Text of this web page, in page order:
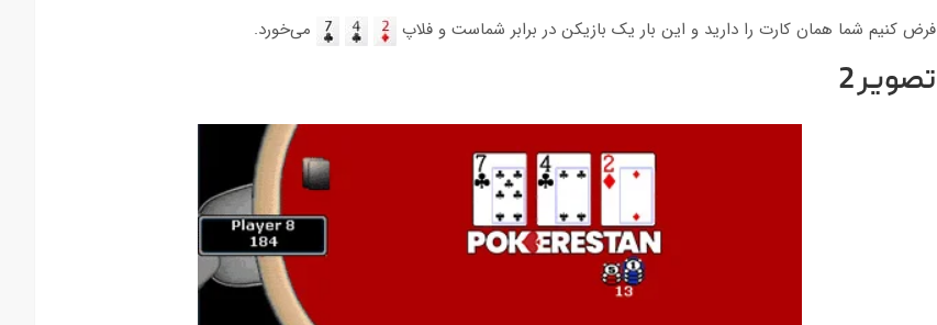
فرض کنیم شما همان کارت را دارید و این بار یک بازیکن در برابر شماست و فلاپ
می‌خورد.
تصویر 2